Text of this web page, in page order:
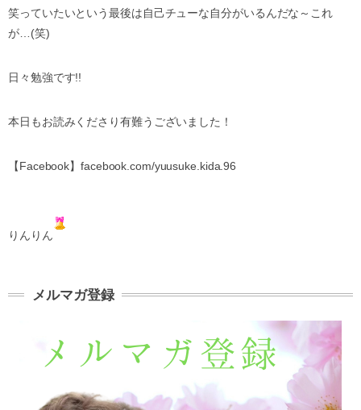
笑っていたいという最後は自己チューな自分がいるんだな～これ
が…(笑)
日々勉強です!!
本日もお読みくださり有難うございました！
【Facebook】facebook.com/yuusuke.kida.96
りんりん
メルマガ登録